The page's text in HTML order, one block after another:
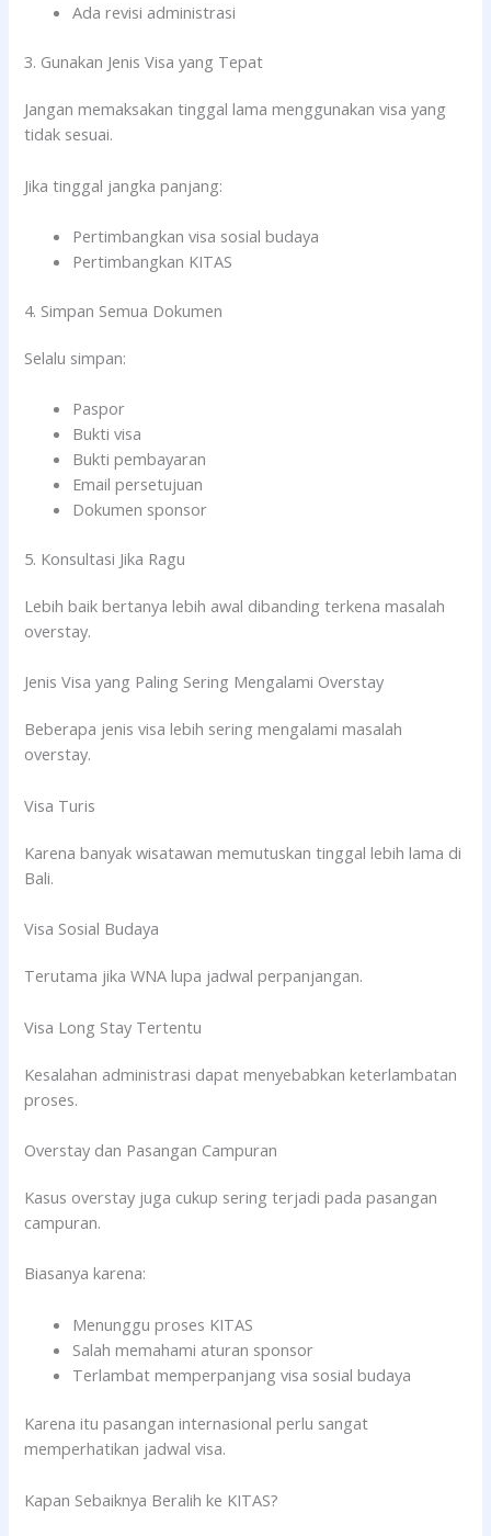
Ada revisi administrasi
3. Gunakan Jenis Visa yang Tepat
Jangan memaksakan tinggal lama menggunakan visa yang
tidak sesuai.
Jika tinggal jangka panjang:
Pertimbangkan visa sosial budaya
Pertimbangkan KITAS
4. Simpan Semua Dokumen
Selalu simpan:
Paspor
Bukti visa
Bukti pembayaran
Email persetujuan
Dokumen sponsor
5. Konsultasi Jika Ragu
Lebih baik bertanya lebih awal dibanding terkena masalah
overstay.
Jenis Visa yang Paling Sering Mengalami Overstay
Beberapa jenis visa lebih sering mengalami masalah
overstay.
Visa Turis
Karena banyak wisatawan memutuskan tinggal lebih lama di
Bali.
Visa Sosial Budaya
Terutama jika WNA lupa jadwal perpanjangan.
Visa Long Stay Tertentu
Kesalahan administrasi dapat menyebabkan keterlambatan
proses.
Overstay dan Pasangan Campuran
Kasus overstay juga cukup sering terjadi pada pasangan
campuran.
Biasanya karena:
Menunggu proses KITAS
Salah memahami aturan sponsor
Terlambat memperpanjang visa sosial budaya
Karena itu pasangan internasional perlu sangat
memperhatikan jadwal visa.
Kapan Sebaiknya Beralih ke KITAS?